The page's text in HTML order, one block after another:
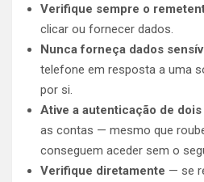
Verifique sempre o
clicar ou fornecer dados.
Nunca forneça dados
telefone em resposta a uma
por si.
Ative a autenticação de
as contas — mesmo que
conseguem aceder sem o
Verifique diretamente — se